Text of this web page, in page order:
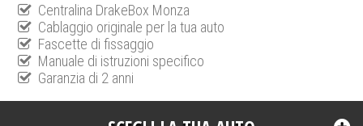
Centralina DrakeBox Monza
Cablaggio originale per la tua auto
Fascette di fissaggio
Manuale di istruzioni specifico
Garanzia di 2 anni